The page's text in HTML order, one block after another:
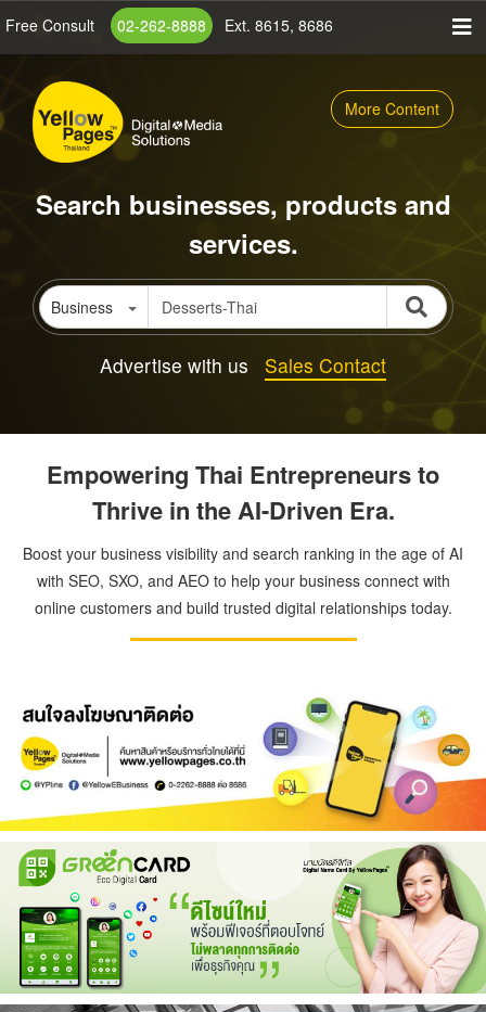
content
Free Consult 02-262-8888 Ext. 8615, 8686
More Content
Search businesses, products and
services.
Business
Advertise with us Sales Contact
Empowering Thai Entrepreneurs to
Thrive in the AI-Driven Era.
Boost your business visibility and search ranking in the age of AI
with SEO, SXO, and AEO to help your business connect with
online customers and build trusted digital relationships today.